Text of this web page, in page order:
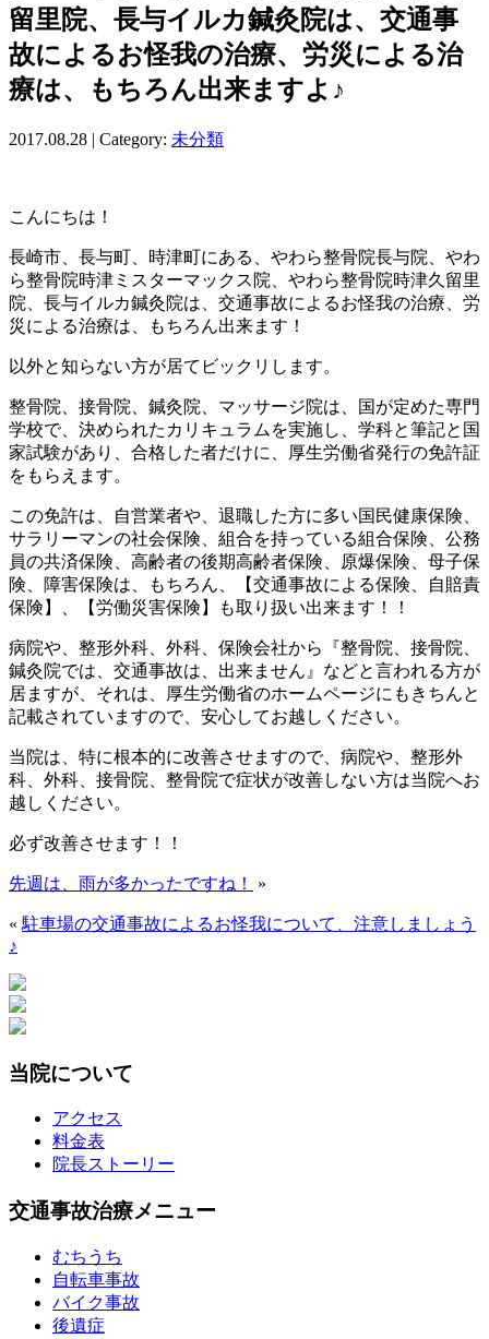
留里院、長与イルカ鍼灸院は、交通事
故によるお怪我の治療、労災による治
療は、もちろん出来ますよ♪
2017.08.28 | Category: 未分類
こんにちは！
長崎市、長与町、時津町にある、やわら整骨院長与院、やわ
ら整骨院時津ミスターマックス院、やわら整骨院時津久留里
院、長与イルカ鍼灸院は、交通事故によるお怪我の治療、労
災による治療は、もちろん出来ます！
以外と知らない方が居てビックリします。
整骨院、接骨院、鍼灸院、マッサージ院は、国が定めた専門
学校で、決められたカリキュラムを実施し、学科と筆記と国
家試験があり、合格した者だけに、厚生労働省発行の免許証
をもらえます。
この免許は、自営業者や、退職した方に多い国民健康保険、
サラリーマンの社会保険、組合を持っている組合保険、公務
員の共済保険、高齢者の後期高齢者保険、原爆保険、母子保
険、障害保険は、もちろん、【交通事故による保険、自賠責
保険】、【労働災害保険】も取り扱い出来ます！！
病院や、整形外科、外科、保険会社から『整骨院、接骨院、
鍼灸院では、交通事故は、出来ません』などと言われる方が
居ますが、それは、厚生労働省のホームページにもきちんと
記載されていますので、安心してお越しください。
当院は、特に根本的に改善させますので、病院や、整形外
科、外科、接骨院、整骨院で症状が改善しない方は当院へお
越しください。
必ず改善させます！！
先週は、雨が多かったですね！ »
« 駐車場の交通事故によるお怪我について、注意しましょう
♪
当院について
アクセス
料金表
院長ストーリー
交通事故治療メニュー
むちうち
自転車事故
バイク事故
後遺症